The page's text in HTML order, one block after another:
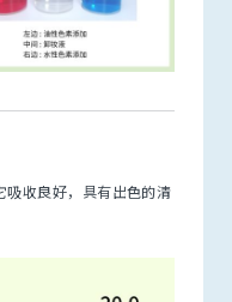
吸收良好，具有出色的清